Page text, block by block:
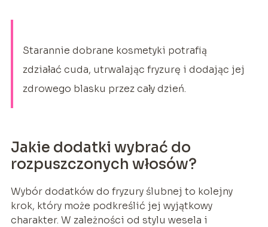
Starannie dobrane kosmetyki potrafią
zdziałać cuda, utrwalając fryzurę i dodając jej
zdrowego blasku przez cały dzień.
Jakie dodatki wybrać do
rozpuszczonych włosów?
Wybór dodatków do fryzury ślubnej to kolejny
krok, który może podkreślić jej wyjątkowy
charakter. W zależności od stylu wesela i